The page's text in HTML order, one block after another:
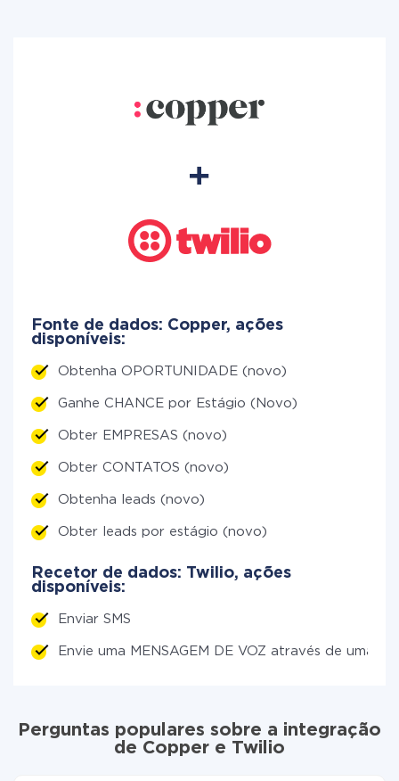
Fonte de dados: Copper, ações
disponíveis:
Obtenha OPORTUNIDADE (novo)
Ganhe CHANCE por Estágio (Novo)
Obter EMPRESAS (novo)
Obter CONTATOS (novo)
Obtenha leads (novo)
Obter leads por estágio (novo)
Recetor de dados: Twilio, ações
disponíveis:
Enviar SMS
Envie uma MENSAGEM DE VOZ através de uma
Perguntas populares sobre a integração
de Copper e Twilio